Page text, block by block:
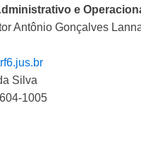
e
Antônio Gonçalves
Silva
1005